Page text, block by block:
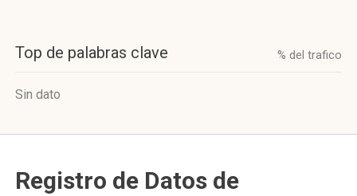
Top de palabras clave % del trafico
Sin dato
Registro de Datos de